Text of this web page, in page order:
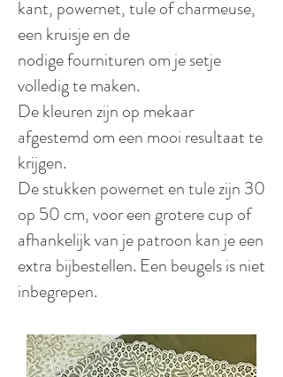
kant, powernet, tule of charmeuse,
een kruisje en de
nodige fournituren om je setje
volledig te maken.
De kleuren zijn op mekaar
afgestemd om een mooi resultaat te
krijgen.
De stukken powernet en tule zijn 30
op 50 cm, voor een grotere cup of
afhankelijk van je patroon kan je een
extra bijbestellen. Een beugels is niet
inbegrepen.